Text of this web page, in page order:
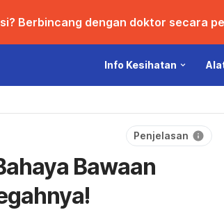
Berbincang dengan doktor secara
Info Kesihatan
Penjelasan
Bawaan